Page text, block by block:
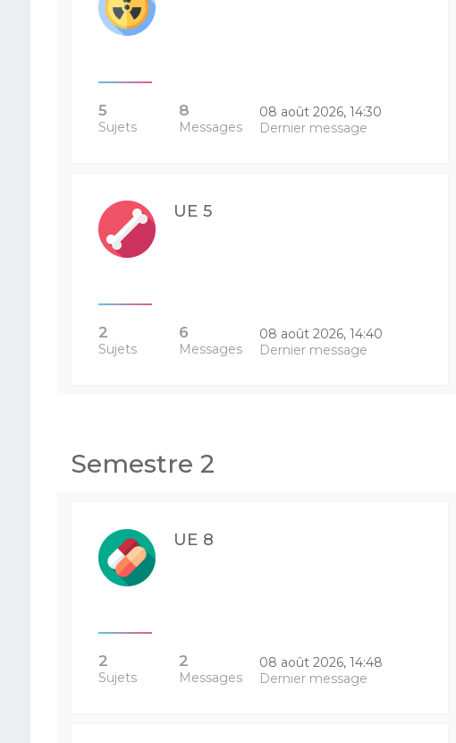
5
Sujets
8
Messages
08 août 2026, 14:30
Dernier message
UE 5
2
Sujets
6
Messages
08 août 2026, 14:40
Dernier message
Semestre 2
UE 8
2
Sujets
2
Messages
08 août 2026, 14:48
Dernier message